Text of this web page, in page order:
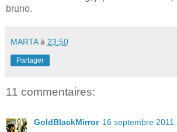
bruno.
MARTA à 23:50
Partager
11 commentaires:
GoldBlackMirror 16 septembre 2011